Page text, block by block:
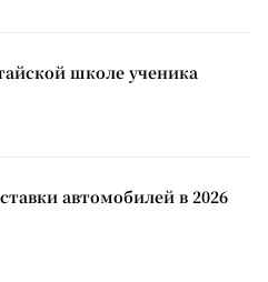
школе ученика
автомобилей в 2026